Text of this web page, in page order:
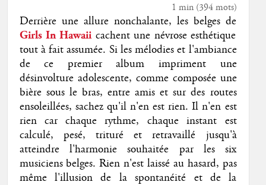
1 min(394mots)
Derrière une allure nonchalante, les belges de
Girls In Hawaii cachent une névrose esthétique
tout à fait assumée. Si les mélodies et l'ambiance
de ce premier album impriment une
désinvolture adolescente, comme composée une
bière sous le bras, entre amis et sur des routes
ensoleillées, sachez qu'il n'en est rien. Il n'en est
rien car chaque rythme, chaque instant est
calculé, pesé, trituré et retravaillé jusqu'à
atteindre l'harmonie souhaitée par les six
musiciens belges. Rien n'est laissé au hasard, pas
même l'illusion de la spontanéité et de la